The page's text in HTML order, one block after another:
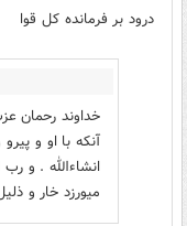
درود بر فرمانده کل قوا
خداوند رحمان
آنکه با او و
انشاءالله . و
میورزد خار و